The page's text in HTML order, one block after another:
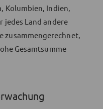
Kolumbien, Indien,
jedes Land andere
zusammengerechnet,
Gesamtsumme